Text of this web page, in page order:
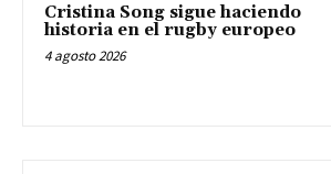
Cristina Song sigue haciendo
historia en el rugby europeo
4 agosto 2026